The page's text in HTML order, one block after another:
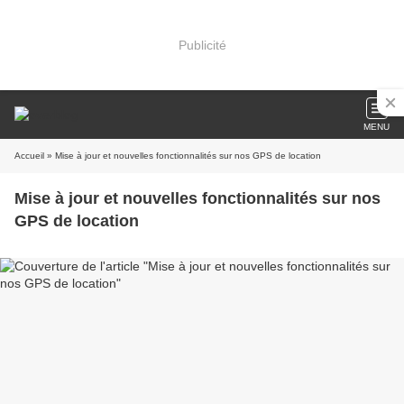
Publicité
MENU
Accueil » Mise à jour et nouvelles fonctionnalités sur nos GPS de location
Mise à jour et nouvelles fonctionnalités sur nos
GPS de location